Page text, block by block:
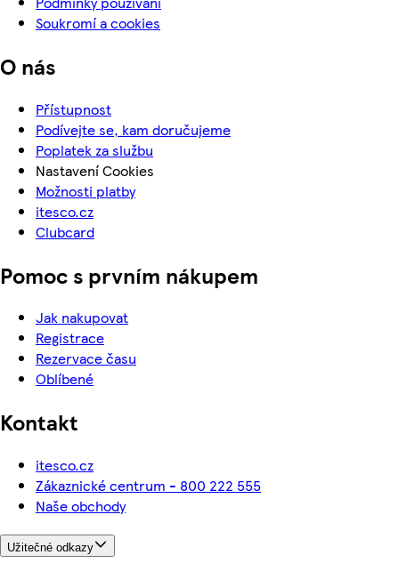
Soukromí a cookies
O nás
Přístupnost
Podívejte se, kam doručujeme
Poplatek za službu
Nastavení Cookies
Možnosti platby
itesco.cz
Clubcard
Pomoc s prvním nákupem
Jak nakupovat
Registrace
Rezervace času
Oblíbené
Kontakt
itesco.cz
Zákaznické centrum - 800 222 555
Naše obchody
Užitečné odkazy